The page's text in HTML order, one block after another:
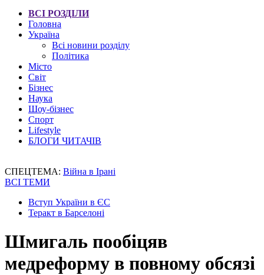
ВСІ РОЗДІЛИ
Головна
Україна
Всі новини розділу
Політика
Місто
Світ
Бізнес
Наука
Шоу-бізнес
Спорт
Lifestyle
БЛОГИ ЧИТАЧІВ
СПЕЦТЕМА: Війна в Ірані
ВСІ ТЕМИ
Вступ України в ЄС
Теракт в Барселоні
Шмигаль пообіцяв
медреформу в повному обсязі